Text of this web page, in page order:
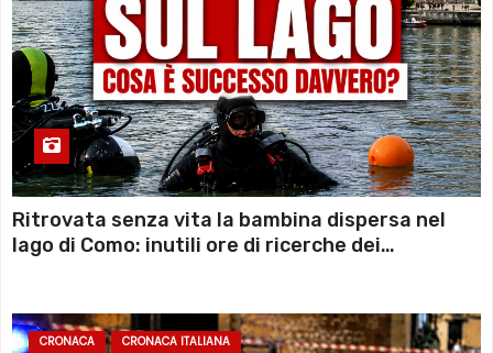
Ritrovata senza vita la bambina dispersa nel
lago di Como: inutili ore di ricerche dei
CRONACA CRONACA ITALIANA